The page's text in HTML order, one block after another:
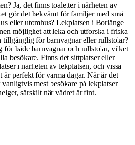
Ja, det finns toaletter i närheten av
gör det bekvämt för familjer med små
eller utomhus? Lekplatsen i Borlänge
möjlighet att leka och utforska i friska
tillgänglig för barnvagnar eller rullstolar?
för både barnvagnar och rullstolar, vilket
besökare. Finns det sittplatser eller
i närheten av lekplatsen, och vissa
är perfekt för varma dagar. När är det
mest besökare på lekplatsen
särskilt när vädret är fint.